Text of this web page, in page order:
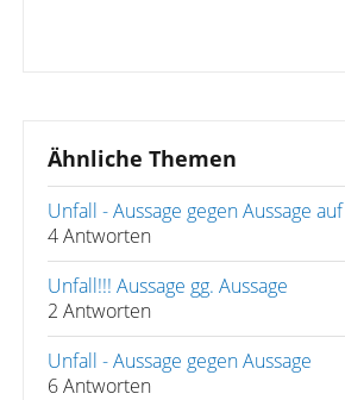
Ähnliche Themen
Unfall - Aussage gegen Aussage
4 Antworten
Unfall!!! Aussage gg. Aussage
2 Antworten
Unfall - Aussage gegen Aussage
6 Antworten